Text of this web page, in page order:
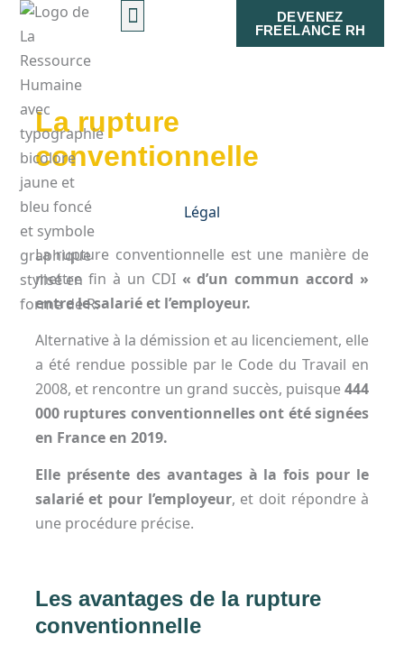
Aller
contenu
DEVENEZ
FREELANCE RH
La rupture
conventionnelle
Légal
La rupture conventionnelle est une manière de
mettre fin à un CDI « d’un commun accord »
entre le salarié et l’employeur.
Alternative à la démission et au licenciement, elle
a été rendue possible par le Code du Travail en
2008, et rencontre un grand succès, puisque444
000 ruptures conventionnelles ont été signées
en France en 2019.
Elle présente des avantages à la fois pour le
salarié et pour l’employeur, et doit répondre à
une procédure précise.
Les avantages de la rupture
conventionnelle